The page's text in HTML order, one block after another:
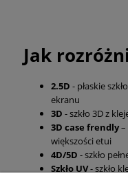
Jak
2.5D - płaskie
ekranu
3D - szkło 3D z
3D case frendly–
większości etui
4D/5D - szkło
Szkło UV- szkło